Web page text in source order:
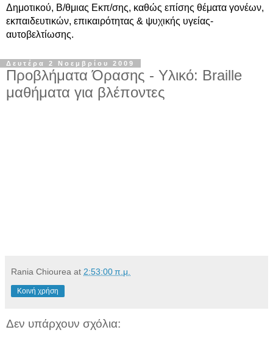
Δημοτικού, Β/θμιας Εκπ/σης, καθώς επίσης θέματα γονέων,
εκπαιδευτικών, επικαιρότητας & ψυχικής υγείας-
αυτοβελτίωσης.
Δευτέρα 2 Νοεμβρίου 2009
Προβλήματα Όρασης - Υλικό: Braille
μαθήματα για βλέποντες
Rania Chiourea at 2:53:00 π.μ.
Κοινή χρήση
Δεν υπάρχουν σχόλια: